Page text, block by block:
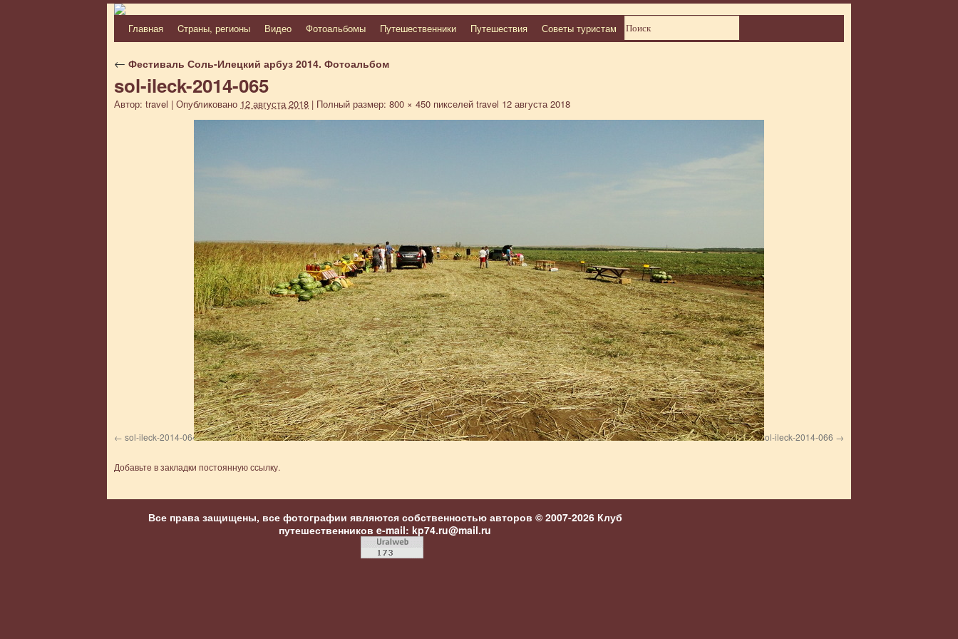
Перейти
содержимому
Главная Cтраны, регионы Видео Фотоальбомы Путешественники Путешествия Советы туристам
← Фестиваль Соль-Илецкий арбуз 2014. Фотоальбом
sol-ileck-2014-065
Автор: travel | Опубликовано 12 августа 2018 | Полный размер: 800 × 450 пикселей travel 12 августа 2018
sol-ileck-2014-064 sol-ileck-2014-066
Добавьте в закладки постоянную ссылку.
Все права защищены, все фотографии являются собственностью авторов © 2007-2026 Клуб
путешественников e-mail: kp74.ru@mail.ru